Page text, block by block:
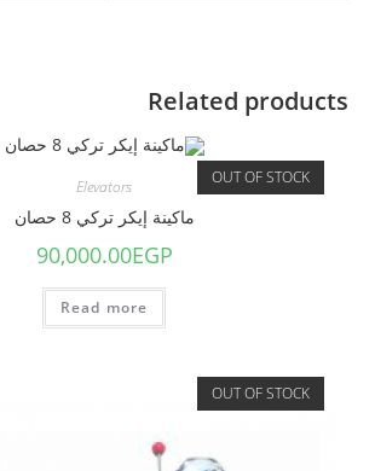
Related products
OUT OF STOCK
Elevators
ماكينة إيكر تركي 8 حصان
90,000.00EGP
Read more
OUT OF STOCK